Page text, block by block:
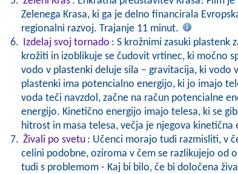
Zelenega Krasa, ki ga je delno financirala
regionalni razvoj. Trajanje 11 minut.
Izdelaj svoj tornado : S krožnimi zasuki plastenk
krožiti in izoblikuje se čudovit vrtinec, ki močno
vodo v plastenki deluje sila – gravitacija, ki vodo
plastenki ima potencialno energijo, ki jo imajo
voda teči navzdol, začne na račun potencialne
energijo. Kinetično energijo imajo telesa, ki se
hitrost in masa telesa, večja je njegova kinetična
Živali po svetu : Učenci morajo tudi razmisliti, v
celini podobne, oziroma v čem se razlikujejo od
tudi s problemom - Kaj bi bilo, če bi določena